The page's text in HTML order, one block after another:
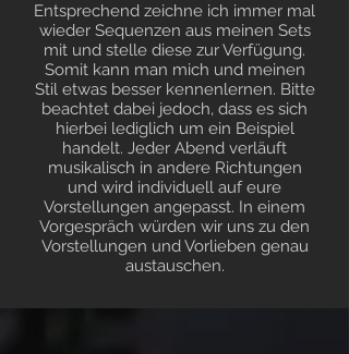
Entsprechend zeichne ich immer mal
wieder Sequenzen aus meinen Sets
mit und stelle diese zur Verfügung.
Somit kann man mich und meinen
Stil etwas besser kennenlernen. Bitte
beachtet dabei jedoch, dass es sich
hierbei lediglich um ein Beispiel
handelt. Jeder Abend verläuft
musikalisch in andere Richtungen
und wird individuell auf eure
Vorstellungen angepasst. In einem
Vorgespräch würden wir uns zu den
Vorstellungen und Vorlieben genau
austauschen.